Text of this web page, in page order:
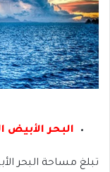
البحر